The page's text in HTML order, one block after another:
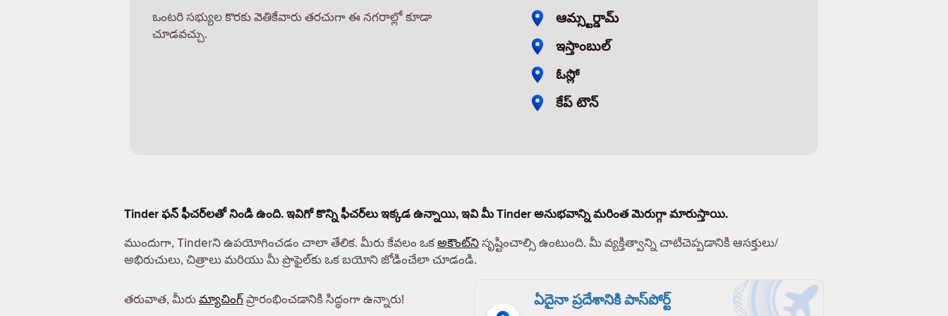
ఒంటరి సభ్యుల కొరకు వెతికేవారు తరచుగా ఈ నగరాల్లో కూడా
చూడవచ్చు.
ఆమ్స్టర్డామ్
ఇస్తాంబుల్
ఓస్లో
కేప్ టౌన్
Tinder ఫన్ ఫీచర్‌లతో నిండి ఉంది. ఇవిగో కొన్ని ఫీచర్‌లు ఇక్కడ ఉన్నాయి, ఇవి మీ Tinder అనుభవాన్ని మరింత మెరుగ్గా మారుస్తాయి.
ముందుగా, Tinderని ఉపయోగించడం చాలా తేలిక. మీరు కేవలం ఒకఅకౌంట్‌నిసృష్టించాల్సి ఉంటుంది. మీ వ్యక్తిత్వాన్ని చాటిచెప్పడానికి ఆసక్తులు/
అభిరుచులు, చిత్రాలు మరియు మీ ప్రొఫైల్‌కు ఒక బయోని జోడించేలా చూడండి.
తరువాత, మీరుమ్యాచింగ్ప్రారంభించడానికి సిద్ధంగా ఉన్నారు!
ఏదైనా ప్రదేశానికి పాస్‌పోర్ట్